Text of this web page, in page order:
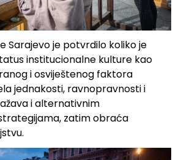
Sarajevo je potvrdilo koliko je
institucionalne kulture kao
i osviještenog faktora
jednakosti, ravnopravnosti i
i alternativnim
zatim obraća